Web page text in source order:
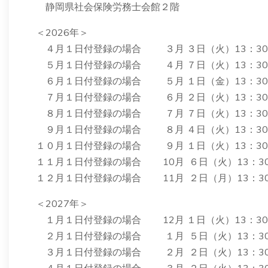
静岡県社会保険労務士会館２階
＜2026年＞
４月１日付登録の場合 ３月 ３日（火）13：30
５月１日付登録の場合 ４月 ７日（火）13：30
６月１日付登録の場合 ５月 １日（金）13：30
７月１日付登録の場合 ６月 ２日（火）13：30
８月１日付登録の場合 ７月 ７日（火）13：30
９月１日付登録の場合 ８月 ４日（火）13：30
１０月１日付登録の場合 ９月 １日（火）13：30
１１月１日付登録の場合 10月 ６日（火）13：
１２月１日付登録の場合 11月 ２日（月）13：
＜2027年＞
１月１日付登録の場合 12月 １日（火）13：30
２月１日付登録の場合 １月 ５日（火）13：
３月１日付登録の場合 ２月 ２日（火）13：